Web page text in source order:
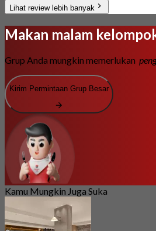
Lihat review lebih banyak
Makan malam
Grup Anda mungkin memerlukan
Kirim Permintaan Grup Besar
Kamu Mungkin Juga Suka